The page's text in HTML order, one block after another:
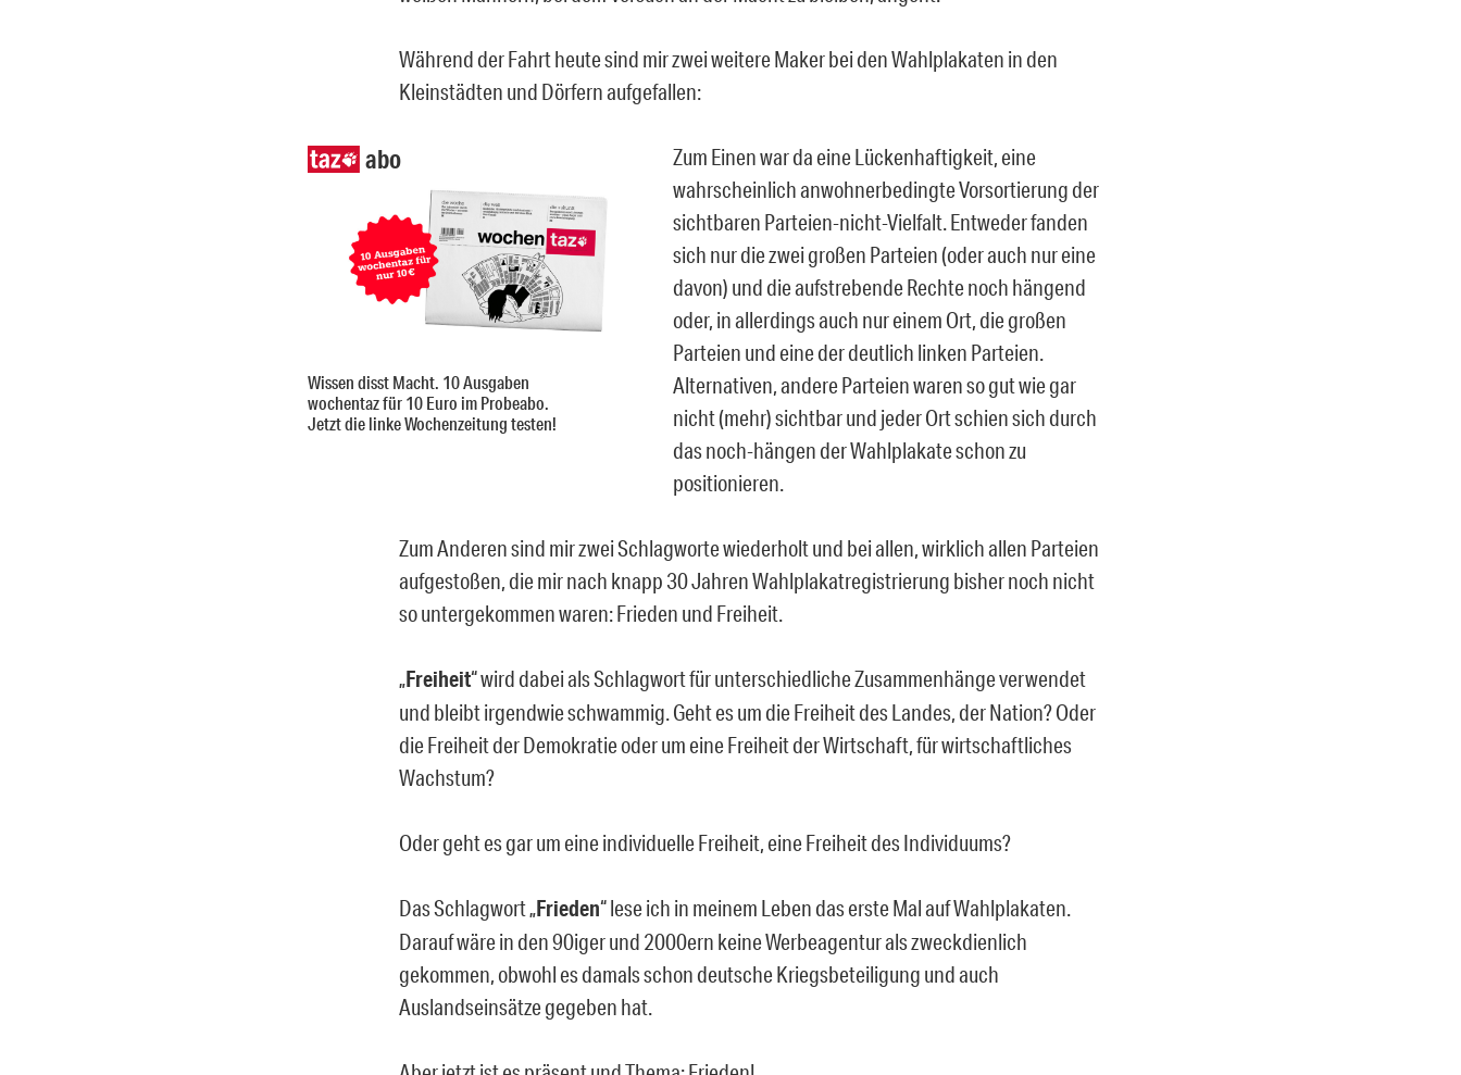
Während der Fahrt heute sind mir zwei weitere Maker bei den Wahlplakaten in den
Kleinstädten und Dörfern aufgefallen:
abo
Wissen disst Macht. 10 Ausgaben
wochentaz für 10 Euro im Probeabo.
Jetzt die linke Wochenzeitung testen!
Zum Einen war da eine Lückenhaftigkeit, eine
wahrscheinlich anwohnerbedingte Vorsortierung der
sichtbaren Parteien-nicht-Vielfalt. Entweder fanden
sich nur die zwei großen Parteien (oder auch nur eine
davon) und die aufstrebende Rechte noch hängend
oder, in allerdings auch nur einem Ort, die großen
Parteien und eine der deutlich linken Parteien.
Alternativen, andere Parteien waren so gut wie gar
nicht (mehr) sichtbar und jeder Ort schien sich durch
das noch-hängen der Wahlplakate schon zu
positionieren.
Zum Anderen sind mir zwei Schlagworte wiederholt und bei allen, wirklich allen Parteien
aufgestoßen, die mir nach knapp 30 Jahren Wahlplakatregistrierung bisher noch nicht
so untergekommen waren: Frieden und Freiheit.
„Freiheit“ wird dabei als Schlagwort für unterschiedliche Zusammenhänge verwendet
und bleibt irgendwie schwammig. Geht es um die Freiheit des Landes, der Nation? Oder
die Freiheit der Demokratie oder um eine Freiheit der Wirtschaft, für wirtschaftliches
Wachstum?
Oder geht es gar um eine individuelle Freiheit, eine Freiheit des Individuums?
Das Schlagwort „Frieden“ lese ich in meinem Leben das erste Mal auf Wahlplakaten.
Darauf wäre in den 90iger und 2000ern keine Werbeagentur als zweckdienlich
gekommen, obwohl es damals schon deutsche Kriegsbeteiligung und auch
Auslandseinsätze gegeben hat.